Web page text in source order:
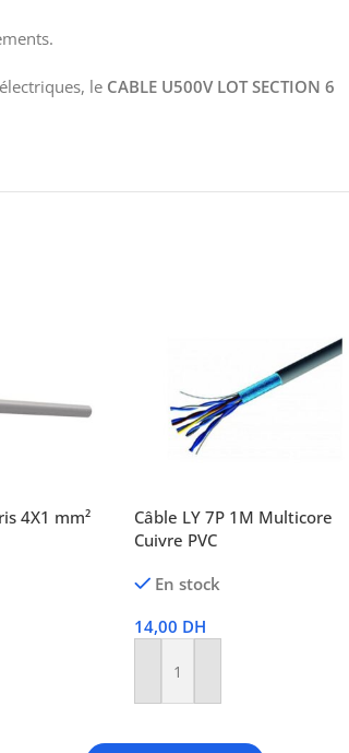
le CABLE U500V LOT SECTION 6
4X1 mm²
Câble LY 7P 1M Multicore
Cuivre PVC
En stock
14,00 DH
Ajouter Au Panier